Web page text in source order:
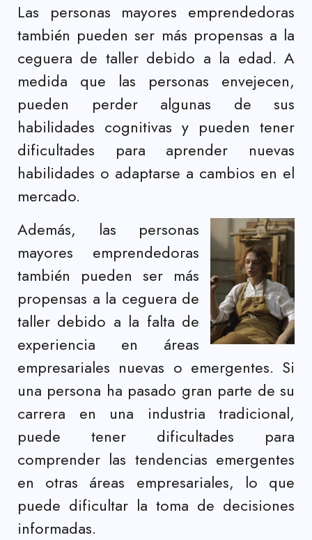
Las personas mayores emprendedoras
también pueden ser más propensas a la
ceguera de taller debido a la edad. A
medida que las personas envejecen,
pueden perder algunas de sus
habilidades cognitivas y pueden tener
dificultades para aprender nuevas
habilidades o adaptarse a cambios en el
mercado.
Además, las personas
mayores emprendedoras
también pueden ser más
propensas a la ceguera de
taller debido a la falta de
experiencia en áreas
empresariales nuevas o emergentes. Si
una persona ha pasado gran parte de su
carrera en una industria tradicional,
puede tener dificultades para
comprender las tendencias emergentes
en otras áreas empresariales, lo que
puede dificultar la toma de decisiones
informadas.